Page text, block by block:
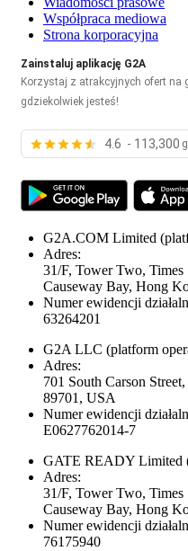
Współpraca mediowa
Strona korporacyjna
Zainstaluj aplikację G2A
Korzystaj z atrakcyjnych ofert na
gdziekolwiek jesteś!
4.6 - 113,300
G2A.COM Limited
Adres:
31/F, Tower Two, Times
Causeway Bay, Hong
Numer ewidencji
63264201
G2A LLC (platform
Adres:
701 South Carson
89701, USA
Numer ewidencji
E0627762014-7
GATE READY Limited
Adres:
31/F, Tower Two, Times
Causeway Bay, Hong
Numer ewidencji
76175940